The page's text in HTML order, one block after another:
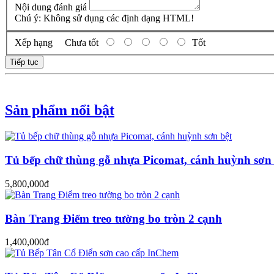
Nội dung đánh giá
Chú ý: Không sử dụng các định dạng HTML!
Xếp hạng Chưa tốt Tốt
Tiếp tục
Sản phẩm nổi bật
Tủ bếp chữ thùng gỗ nhựa Picomat, cánh huỳnh sơn
5,800,000đ
Bàn Trang Điểm treo tường bo tròn 2 cạnh
1,400,000đ